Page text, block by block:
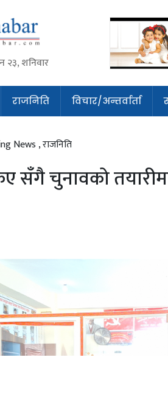
२३, शनिवार
राजनिति विचार/अन्तर्वार्ता
News ,राजनिति
सँगै चुनावको